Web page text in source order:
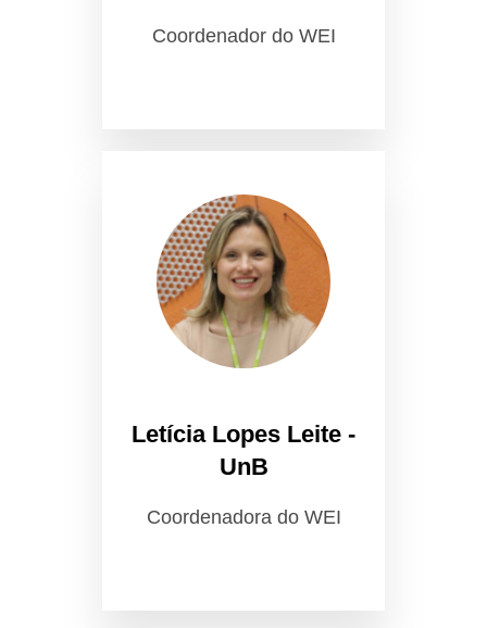
Coordenador do WEI
Letícia Lopes Leite -
UnB
Coordenadora do WEI